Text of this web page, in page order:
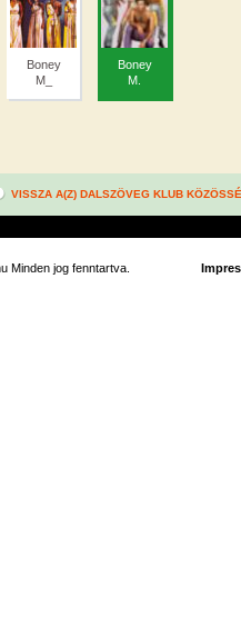
Boney
M_
Boney
M.
VISSZA A(Z) DALSZÖVEG KLUB
Minden jog fenntartva.